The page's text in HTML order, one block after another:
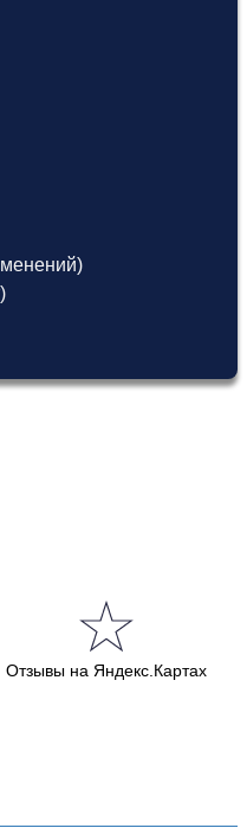
Отзывы на Яндекс.Картах